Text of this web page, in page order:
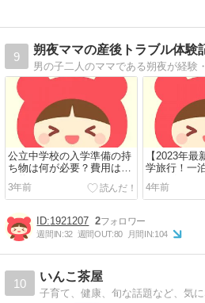
9
朔夜ママの産後トラブル体験
公立中学校の入学準備の持
ち物は何が必要？費用はど
の位かかる？
3年前
【2023年最
学旅行！一
バッグのサ
4年前
1921207 2
週間IN:32 週間OUT:80 月間IN:104
10
いんこ茶屋
子育て、健康、旬な話題など、気